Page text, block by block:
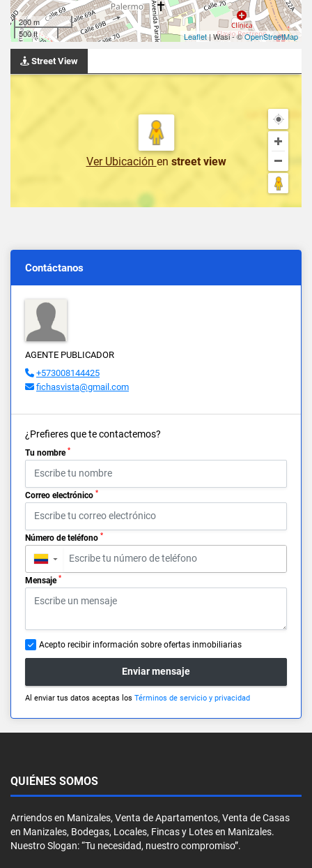
200 m
500 ft
Leaflet | Wasi - ©OpenStreetMap
Street View
Ver Ubicación en street view
Contáctanos
AGENTE PUBLICADOR
+573008144425
fichasvista@gmail.com
¿Prefieres que te contactemos?
Tu nombre *
Correo electrónico *
Número de teléfono *
▼
Mensaje *
Acepto recibir información sobre ofertas inmobiliarias
Enviar mensaje
Al enviar tus datos aceptas los Términos de servicio y privacidad
QUIÉNES SOMOS
Arriendos en Manizales, Venta de Apartamentos, Venta de Casas
en Manizales, Bodegas, Locales, Fincas y Lotes en Manizales.
Nuestro Slogan: “Tu necesidad, nuestro compromiso”.